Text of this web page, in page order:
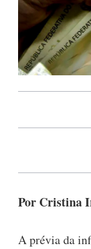
Por Cristina
A prévia da